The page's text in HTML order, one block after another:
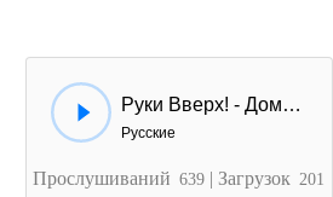
Руки Вверх! - Дома не сиди
Русские
Прослушиваний 639 | Загрузок 201